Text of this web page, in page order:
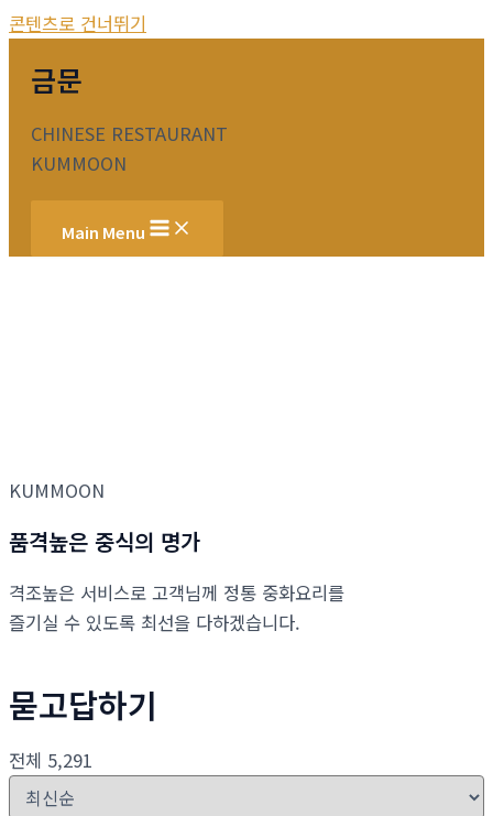
콘텐츠로 건너뛰기
금문
CHINESE RESTAURANT
KUMMOON
Main Menu
KUMMOON
품격높은 중식의 명가
격조높은 서비스로 고객님께 정통 중화요리를
즐기실 수 있도록 최선을 다하겠습니다.
묻고답하기
전체 5,291